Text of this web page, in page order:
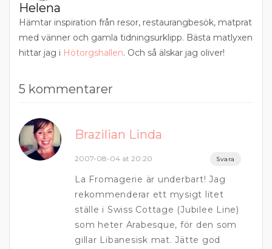
Helena
Hämtar inspiration från resor, restaurangbesök, matprat
med vänner och gamla tidningsurklipp. Bästa matlyxen
hittar jag i Hötorgshallen. Och så älskar jag oliver!
5 kommentarer
Brazilian Linda
2007-08-04 at 20:20 Svara
La Fromagerie är underbart! Jag
rekommenderar ett mysigt litet
ställe i Swiss Cottage (Jubilee Line)
som heter Arabesque, för den som
gillar Libanesisk mat. Jätte god